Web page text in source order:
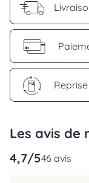
Les avis de
4,7/546 avis